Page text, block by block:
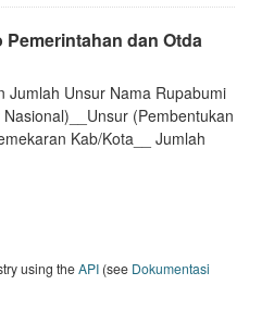
dan Otda
Jumlah Unsur Nama Rupabumi
(Pembentukan
Kab/Kota__ Jumlah
using theAPI (see Dokumentasi